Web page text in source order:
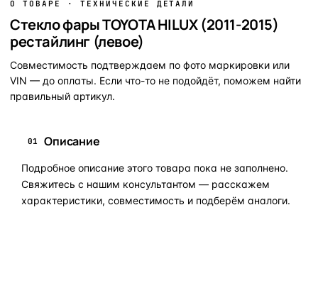
О ТОВАРЕ · ТЕХНИЧЕСКИЕ ДЕТАЛИ
Стекло фары TOYOTA HILUX (2011-2015)
рестайлинг (левое)
Совместимость подтверждаем по фото маркировки или
VIN — до оплаты. Если что-то не подойдёт, поможем найти
правильный артикул.
01 Описание
Подробное описание этого товара пока не заполнено.
Свяжитесь с нашим консультантом — расскажем
характеристики, совместимость и подберём аналоги.